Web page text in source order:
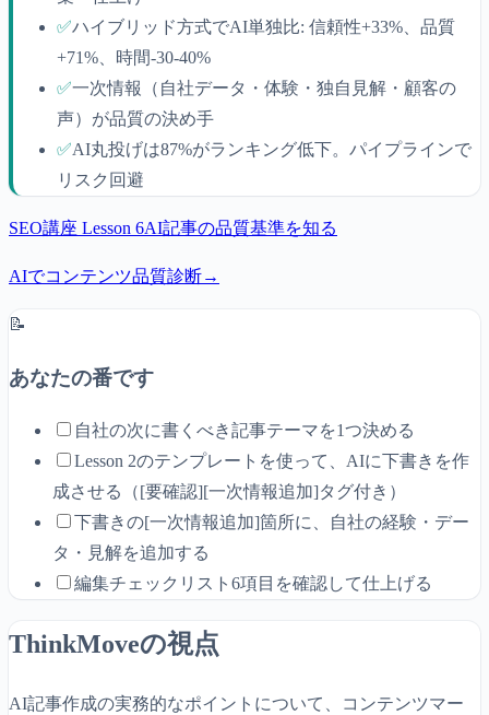
✅ハイブリッド方式でAI単独比: 信頼性+33%、品質
+71%、時間-30-40%
✅一次情報（自社データ・体験・独自見解・顧客の
声）が品質の決め手
✅AI丸投げは87%がランキング低下。パイプラインで
リスク回避
SEO講座 Lesson 6AI記事の品質基準を知る
AIでコンテンツ品質診断→
📝
あなたの番です
自社の次に書くべき記事テーマを1つ決める
Lesson 2のテンプレートを使って、AIに下書きを作
成させる（[要確認][一次情報追加]タグ付き）
下書きの[一次情報追加]箇所に、自社の経験・デー
タ・見解を追加する
編集チェックリスト6項目を確認して仕上げる
ThinkMoveの視点
AI記事作成の実務的なポイントについて、コンテンツマー